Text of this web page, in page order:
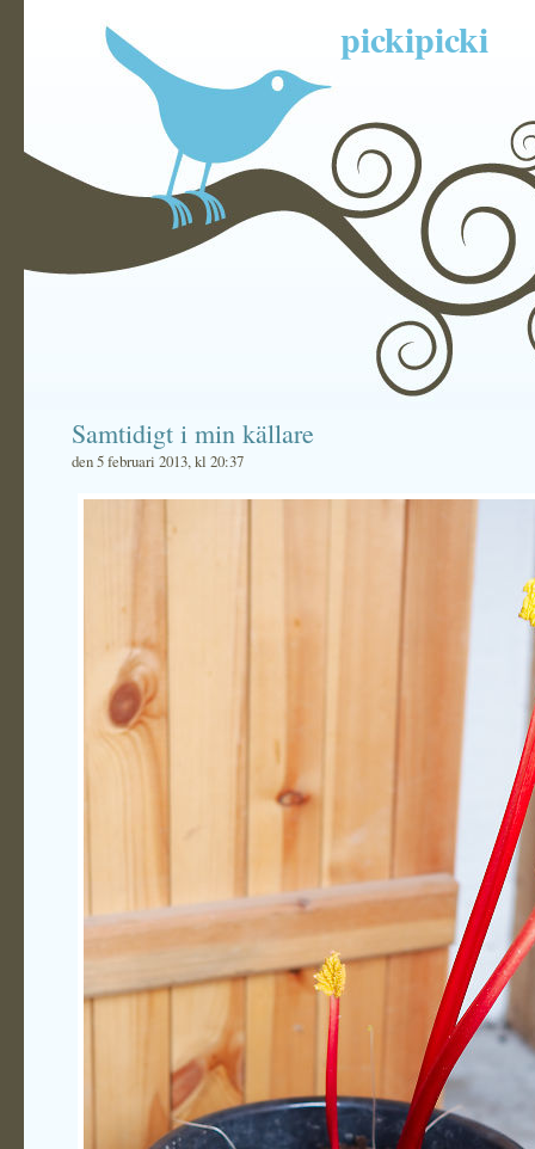
pickipicki
Samtidigt i min källare
den 5 februari 2013, kl 20:37